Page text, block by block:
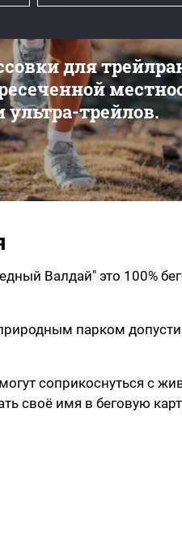
для
ультра-трейлов.
Валдай" это 100%
парком
соприкоснуться с
своё имя в беговую